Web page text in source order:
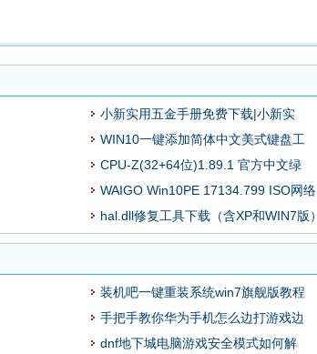
小新实用五金手册免费下载|小新实
WIN10一键添加简体中文美式键盘工
CPU-Z(32+64位)1.89.1 官方中文绿
WAIGO Win10PE 17134.799 ISO网络
hal.dll修复工具下载（含XP和WIN7版）
装机吧一键重装系统win7旗舰版教程
手把手教你华为手机怎么边打游戏边
dnf地下城电脑游戏安全模式如何解